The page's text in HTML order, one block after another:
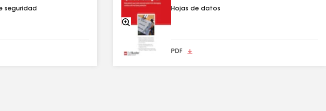
seguridad
Acercarse
Hojas de datos
PDF